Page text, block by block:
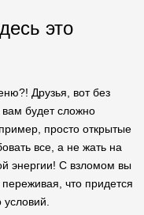
это
Друзья, вот без
будет сложно
просто открытые
все, а не жать на
энергии! С взломом вы
что придется